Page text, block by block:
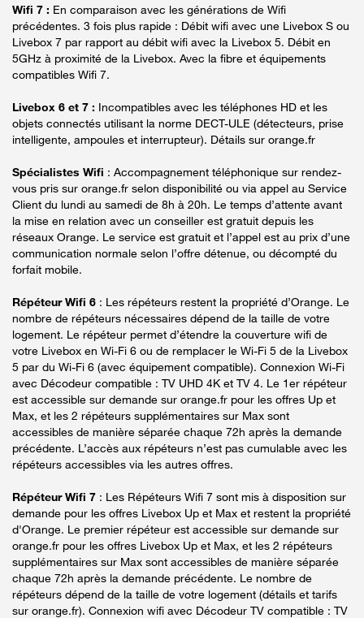
Wifi 7 : En comparaison avec les générations de Wifi
précédentes. 3 fois plus rapide : Débit wifi avec une Livebox S ou
Livebox 7 par rapport au débit wifi avec la Livebox 5. Débit en
5GHz à proximité de la Livebox. Avec la fibre et équipements
compatibles Wifi 7.
Livebox 6 et 7 : Incompatibles avec les téléphones HD et les
objets connectés utilisant la norme DECT-ULE (détecteurs, prise
intelligente, ampoules et interrupteur). Détails sur orange.fr
Spécialistes Wifi : Accompagnement téléphonique sur rendez-
vous pris sur orange.fr selon disponibilité ou via appel au Service
Client du lundi au samedi de 8h à 20h. Le temps d’attente avant
la mise en relation avec un conseiller est gratuit depuis les
réseaux Orange. Le service est gratuit et l’appel est au prix d’une
communication normale selon l’offre détenue, ou décompté du
forfait mobile.
Répéteur Wifi 6 : Les répéteurs restent la propriété d’Orange. Le
nombre de répéteurs nécessaires dépend de la taille de votre
logement. Le répéteur permet d’étendre la couverture wifi de
votre Livebox en Wi-Fi 6 ou de remplacer le Wi-Fi 5 de la Livebox
5 par du Wi-Fi 6 (avec équipement compatible). Connexion Wi-Fi
avec Décodeur compatible : TV UHD 4K et TV 4. Le 1er répéteur
est accessible sur demande sur orange.fr pour les offres Up et
Max, et les 2 répéteurs supplémentaires sur Max sont
accessibles de manière séparée chaque 72h après la demande
précédente. L’accès aux répéteurs n’est pas cumulable avec les
répéteurs accessibles via les autres offres.
Répéteur Wifi 7 : Les Répéteurs Wifi 7 sont mis à disposition sur
demande pour les offres Livebox Up et Max et restent la propriété
d'Orange. Le premier répéteur est accessible sur demande sur
orange.fr pour les offres Livebox Up et Max, et les 2 répéteurs
supplémentaires sur Max sont accessibles de manière séparée
chaque 72h après la demande précédente. Le nombre de
répéteurs dépend de la taille de votre logement (détails et tarifs
sur orange.fr). Connexion wifi avec Décodeur TV compatible : TV